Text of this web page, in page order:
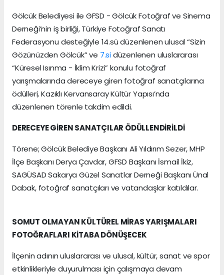
Gölcük Belediyesi ile GFSD - Gölcük Fotoğraf ve Sinema
Derneği’nin iş birliği, Türkiye Fotoğraf Sanatı
Federasyonu desteğiyle 14.sü düzenlenen ulusal “Sizin
Gözünüzden Gölcük” ve 7.sidüzenlenen uluslararası
“Küresel Isınma - İklim Krizi” konulu fotoğraf
yarışmalarında dereceye giren fotoğraf sanatçılarına
ödülleri, Kazıklı Kervansaray Kültür Yapısı’nda
düzenlenen törenle takdim edildi.
DERECEYE GİREN SANATÇILAR ÖDÜLLENDİRİLDİ
Törene; Gölcük Belediye Başkanı Ali Yıldırım Sezer, MHP
İlçe Başkanı Derya Çavdar, GFSD Başkanı İsmail İkiz,
SAGÜSAD Sakarya Güzel Sanatlar Derneği Başkanı Ünal
Dabak, fotoğraf sanatçıları ve vatandaşlar katıldılar.
SOMUT OLMAYAN KÜLTÜREL MİRAS YARIŞMALARI
FOTOĞRAFLARI KİTABA DÖNÜŞECEK
İlçenin adının uluslararası ve ulusal, kültür, sanat ve spor
etkinlikleriyle duyurulması için çalışmaya devam